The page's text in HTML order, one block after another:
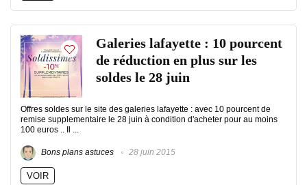
Galeries lafayette : 10 pourcent
de réduction en plus sur les
soldes le 28 juin
Offres soldes sur le site des galeries lafayette : avec 10 pourcent de
remise supplementaire le 28 juin à condition d'acheter pour au moins
100 euros .. Il ...
Bons plans astuces 28 juin 2015
VOIR